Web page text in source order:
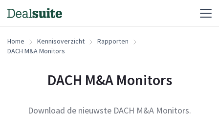
Home Kennisoverzicht
Rapporten
DACH M&A Monitors
DACH M&A Monitors
Download de nieuwste DACH M&A Monitors.